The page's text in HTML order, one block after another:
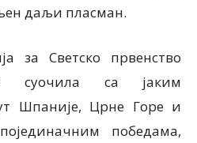
даљи пласман.
за Светско првенство
суочила са јаким
Шпаније, Црне Горе и
победама,